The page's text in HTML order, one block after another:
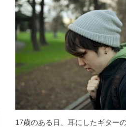
17歳のある日、耳にしたギター